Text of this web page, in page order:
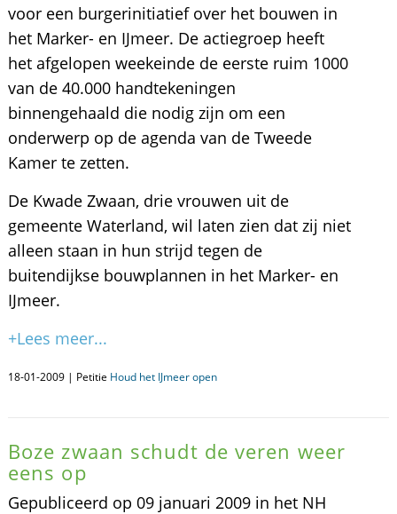
voor een burgerinitiatief over het bouwen in
het Marker- en IJmeer. De actiegroep heeft
het afgelopen weekeinde de eerste ruim 1000
van de 40.000 handtekeningen
binnengehaald die nodig zijn om een
onderwerp op de agenda van de Tweede
Kamer te zetten.
De Kwade Zwaan, drie vrouwen uit de
gemeente Waterland, wil laten zien dat zij niet
alleen staan in hun strijd tegen de
buitendijkse bouwplannen in het Marker- en
IJmeer.
+Lees meer...
18-01-2009 | Petitie Houd het IJmeer open
Boze zwaan schudt de veren weer
eens op
Gepubliceerd op 09 januari 2009 in het NH